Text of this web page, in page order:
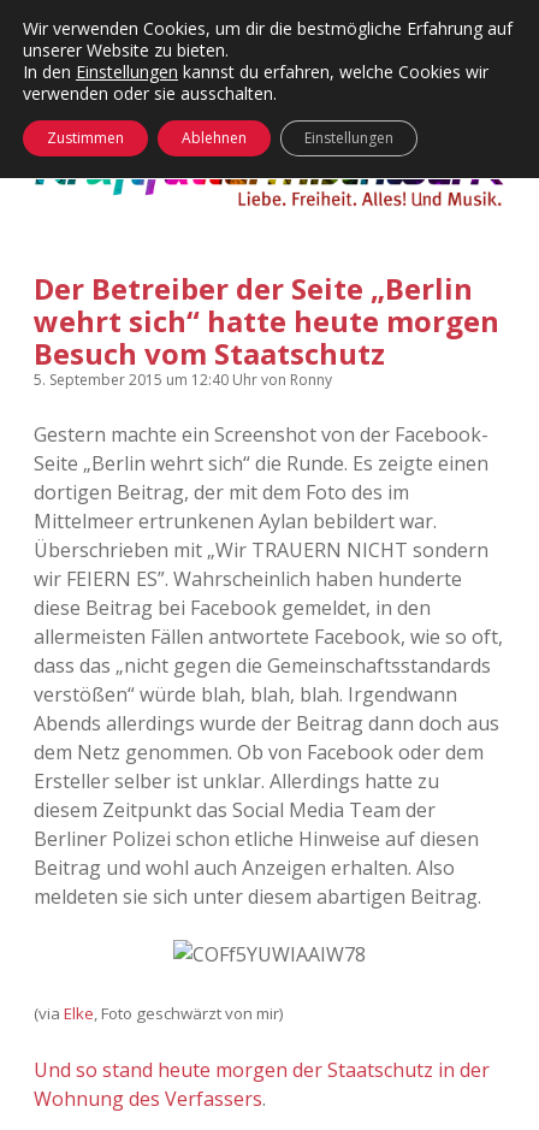
Kategorien
Menü
24 Hours Chilling
Die Wende
KFMW-Disco
kfmw.stuff
Nur mal so
Täglicher Sinnwahn
Visuelles
Wandnotizen
KFMW-Disco
Dates
Contact
Adventskalender Dropdown-
Menü
Adventskalender 2011
Adventskalender 2012
Adventskalender 2013
Adventskalender 2014
Adventskalender 2015
Adventskalender 2016
Adventskalender 2017
Adventskalender 2018
Adventskalender 2022
öffnen
Der Betreiber der Seite „Berlin
wehrt sich“ hatte heute morgen
Besuch vom Staatschutz
5. September 2015 um 12:40 Uhrvon Ronny
Gestern machte ein Screenshot von der Facebook-
Seite „Berlin wehrt sich“ die Runde. Es zeigte einen
dortigen Beitrag, der mit dem Foto des im
Mittelmeer ertrunkenen Aylan bebildert war.
Überschrieben mit „Wir TRAUERN NICHT sondern
wir FEIERN ES”. Wahrscheinlich haben hunderte
diese Beitrag bei Facebook gemeldet, in den
allermeisten Fällen antwortete Facebook, wie so oft,
dass das „nicht gegen die Gemeinschaftsstandards
verstößen“ würde blah, blah, blah. Irgendwann
Abends allerdings wurde der Beitrag dann doch aus
dem Netz genommen. Ob von Facebook oder dem
Ersteller selber ist unklar. Allerdings hatte zu
diesem Zeitpunkt das Social Media Team der
Berliner Polizei schon etliche Hinweise auf diesen
Beitrag und wohl auch Anzeigen erhalten. Also
meldeten sie sich unter diesem abartigen Beitrag.
(via Elke, Foto geschwärzt von mir)
Und so stand heute morgen der Staatschutz in der
Wohnung des Verfassers.
Wir verwenden Cookies, um dir die bestmögliche Erfahrung auf
unserer Website zu bieten.
In den Einstellungen kannst du erfahren, welche Cookies wir
verwenden oder sie ausschalten.
Zustimmen Ablehnen Einstellungen